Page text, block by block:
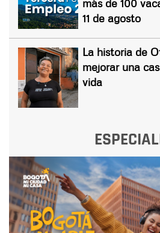
más de 100
11 de agosto
La historia de
mejorar una
vida